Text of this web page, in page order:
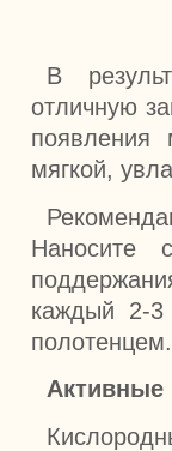
В
отличную
появления
мягкой,
Наносите
каждый 2-3
полотенцем.
Активные